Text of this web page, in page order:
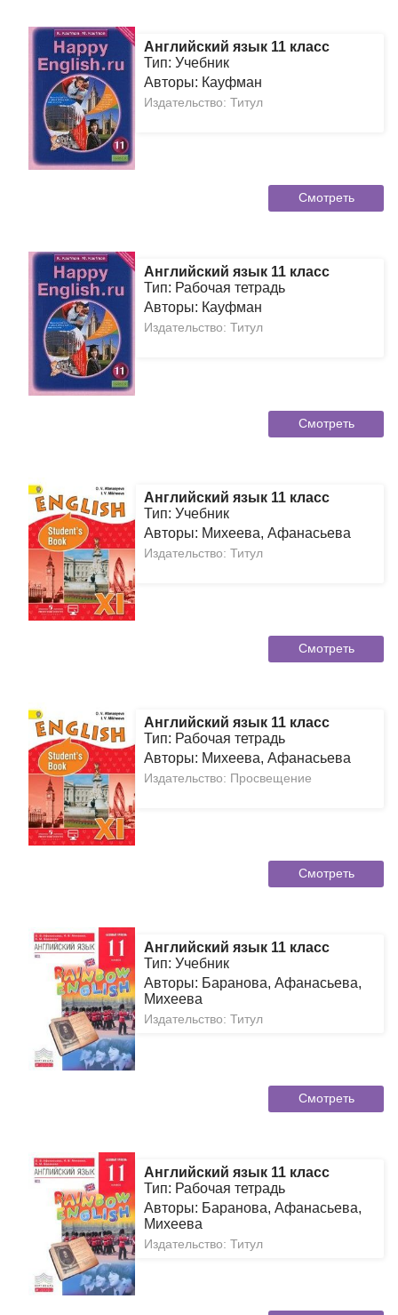
Английский язык 11 класс
Тип: Учебник
Авторы: Кауфман
Издательство: Титул
Смотреть
Английский язык 11 класс
Тип: Рабочая тетрадь
Авторы: Кауфман
Издательство: Титул
Смотреть
Английский язык 11 класс
Тип: Учебник
Авторы: Михеева, Афанасьева
Издательство: Титул
Смотреть
Английский язык 11 класс
Тип: Рабочая тетрадь
Авторы: Михеева, Афанасьева
Издательство: Просвещение
Смотреть
Английский язык 11 класс
Тип: Учебник
Авторы: Баранова, Афанасьева,
Михеева
Издательство: Титул
Смотреть
Английский язык 11 класс
Тип: Рабочая тетрадь
Авторы: Баранова, Афанасьева,
Михеева
Издательство: Титул